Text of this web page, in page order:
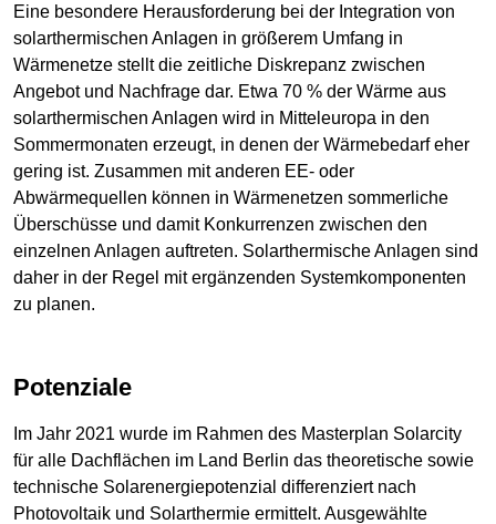
Eine besondere Herausforderung bei der Integration von
solarthermischen Anlagen in größerem Umfang in
Wärmenetze stellt die zeitliche Diskrepanz zwischen
Angebot und Nachfrage dar. Etwa 70 % der Wärme aus
solarthermischen Anlagen wird in Mitteleuropa in den
Sommermonaten erzeugt, in denen der Wärmebedarf eher
gering ist. Zusammen mit anderen EE- oder
Abwärmequellen können in Wärmenetzen sommerliche
Überschüsse und damit Konkurrenzen zwischen den
einzelnen Anlagen auftreten. Solarthermische Anlagen sind
daher in der Regel mit ergänzenden Systemkomponenten
zu planen.
Potenziale
Im Jahr 2021 wurde im Rahmen des Masterplan Solarcity
für alle Dachflächen im Land Berlin das theoretische sowie
technische Solarenergiepotenzial differenziert nach
Photovoltaik und Solarthermie ermittelt. Ausgewählte